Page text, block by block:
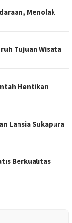
Menolak
Tujuan Wisata
Hentikan
Lansia Sukapura
Berkualitas